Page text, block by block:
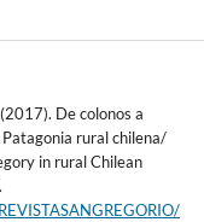
De colonos a
Patagonia rural chilena/
in rural Chilean